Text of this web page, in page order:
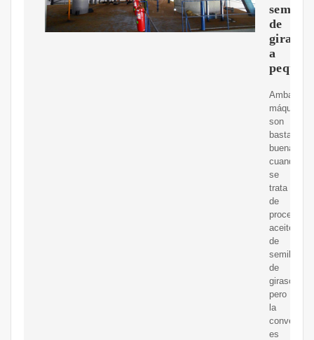
semilla
de
girasol
a
Ambas
máquinas
son
bastante
buenas
cuando
se
trata
de
procesar
aceite
de
semilla
de
girasol,
pero
la
es